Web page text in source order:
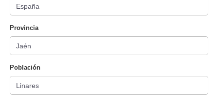
Provincia
Población